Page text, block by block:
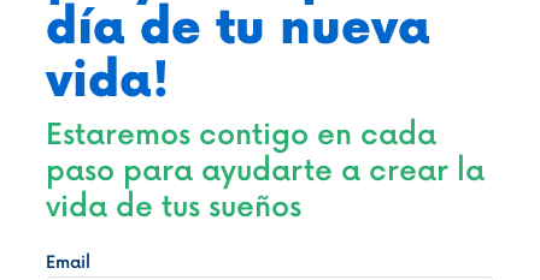
día de tu nueva
vida!
Estaremos contigo en cada
paso para ayudarte a crear la
vida de tus sueños
Email